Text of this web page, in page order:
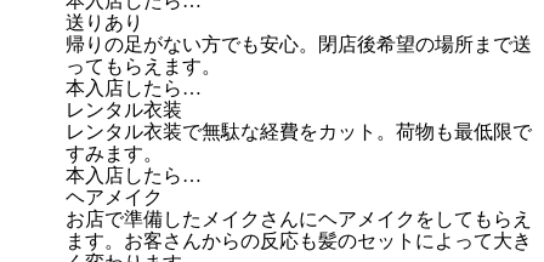
送りあり
帰りの足がない方でも安心。閉店後希望の場所まで送
ってもらえます。
本入店したら…
レンタル衣装
レンタル衣装で無駄な経費をカット。荷物も最低限で
すみます。
本入店したら…
ヘアメイク
お店で準備したメイクさんにヘアメイクをしてもらえ
ます。お客さんからの反応も髪のセットによって大き